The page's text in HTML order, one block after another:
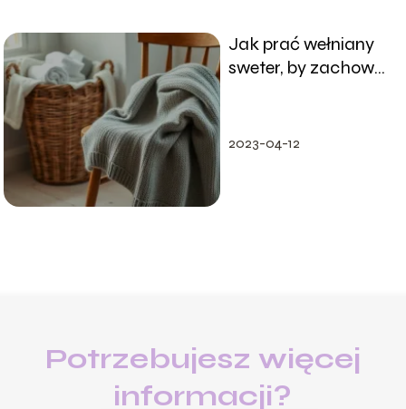
Jak prać wełniany
sweter, by zachował
2023-04-12
Potrzebujesz więcej
informacji?